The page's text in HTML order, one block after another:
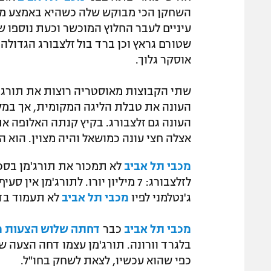
השחקן הכי מבוקש שלה כשהיא באמצע
עיניים לעבר החלוץ המוכשר וכעת
שטורם גראץ וכן ברד בול זלצבורג
אוסקר גלוך.
שתי הקבוצות מאוסטריה רוצות את
העונה את טבלת הליגה המקומית, אך
אצלה חצי עונה כמושאל והיה מצוין. הוא
מכבי תל אביב לא תמכור את תורג'מן
לזלצבורג: 7 מיליון יורו.
ג'נטלמני לפיו מכבי תל אביב לא תעמוד
מכבי תל אביב כבר דחתה שלוש הצעות
בלגרד וורונה. תורג'מן עצמו דחה הצעה
כפי שהוא עכשיו, לצאת לשחק בחו"ל.